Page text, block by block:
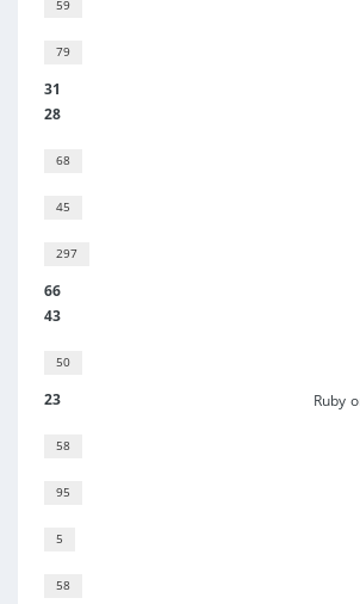
59
79
31
28
68
45
297
66
43
50
23
58
95
5
58